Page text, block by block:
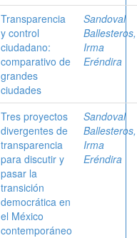
Transparencia
y control
ciudadano:
comparativo de
grandes
ciudades
Sandoval
Ballesteros,
Irma
Eréndira
Tres proyectos
divergentes de
transparencia
para discutir y
pasar la
transición
democrática en
el México
contemporáneo
Sandoval
Ballesteros,
Irma
Eréndira